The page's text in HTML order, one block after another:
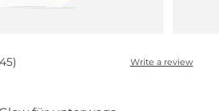
Write a review